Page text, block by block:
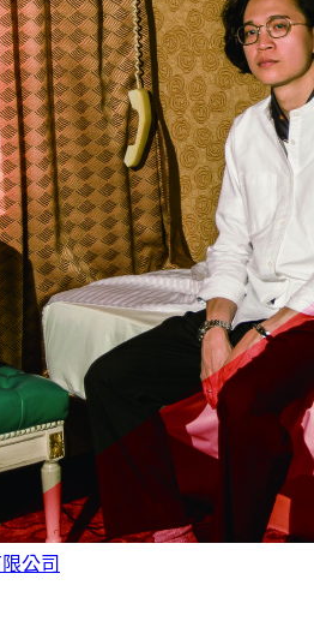
公司